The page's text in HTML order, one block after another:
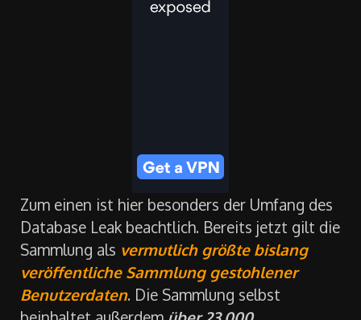
Zum einen ist hier besonders der Umfang des
Database Leak beachtlich. Bereits jetzt gilt die
Sammlung als vermutlich größte bislang
veröffentliche Sammlung gestohlener
Benutzerdaten. Die Sammlung selbst